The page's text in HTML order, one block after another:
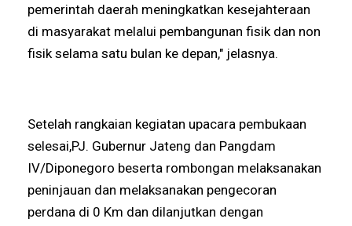
pemerintah daerah meningkatkan kesejahteraan
di masyarakat melalui pembangunan fisik dan non
fisik selama satu bulan ke depan," jelasnya.
Setelah rangkaian kegiatan upacara pembukaan
selesai,PJ. Gubernur Jateng dan Pangdam
IV/Diponegoro beserta rombongan melaksanakan
peninjauan dan melaksanakan pengecoran
perdana di 0 Km dan dilanjutkan dengan